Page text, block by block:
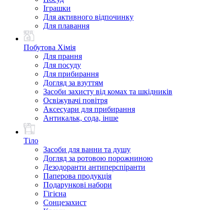
Іграшки
Для активного відпочинку
Для плавання
Побутова Хімія
Для прання
Для посуду
Для прибирання
Догляд за взуттям
Засоби захисту від комах та шкідників
Освіжувачі повітря
Аксесуари для прибирання
Антикальк, сода, інше
Тіло
Засоби для ванни та душу
Догляд за ротовою порожниною
Дезодоранти антиперспіранти
Паперова продукція
Подарункові набори
Гігієна
Сонцезахист